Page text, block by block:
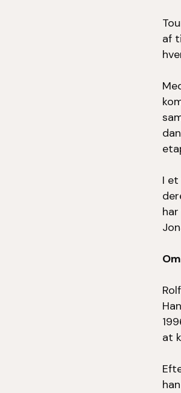
af
I
at